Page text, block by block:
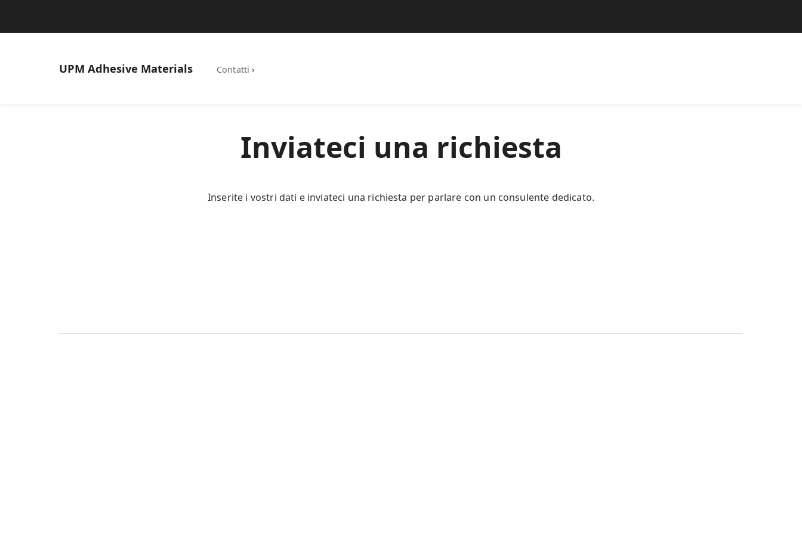
UPM Adhesive Materials Contatti ›
Inviateci una richiesta
Inserite i vostri dati e inviateci una richiesta per parlare con un consulente dedicato.